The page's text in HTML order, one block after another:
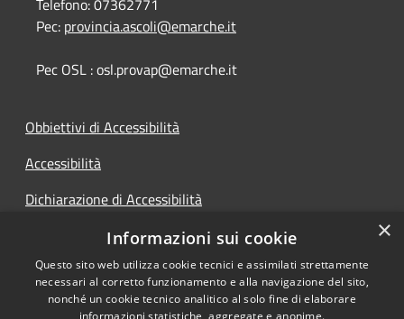
Telefono:07362771
Pec: provincia.ascoli@emarche.it
Pec OSL : osl.provap@emarche.it
Obbiettivi di Accessibilità
Accessibilità
Dichiarazione di Accessibilità
Accesso Civico
×
Informazioni sui cookie
Questo sito web utilizza cookie tecnici e assimilati strettamente
necessari al corretto funzionamento e alla navigazione del sito,
nonché un cookie tecnico analitico al solo fine di elaborare
informazioni statistiche, aggregate e anonime.